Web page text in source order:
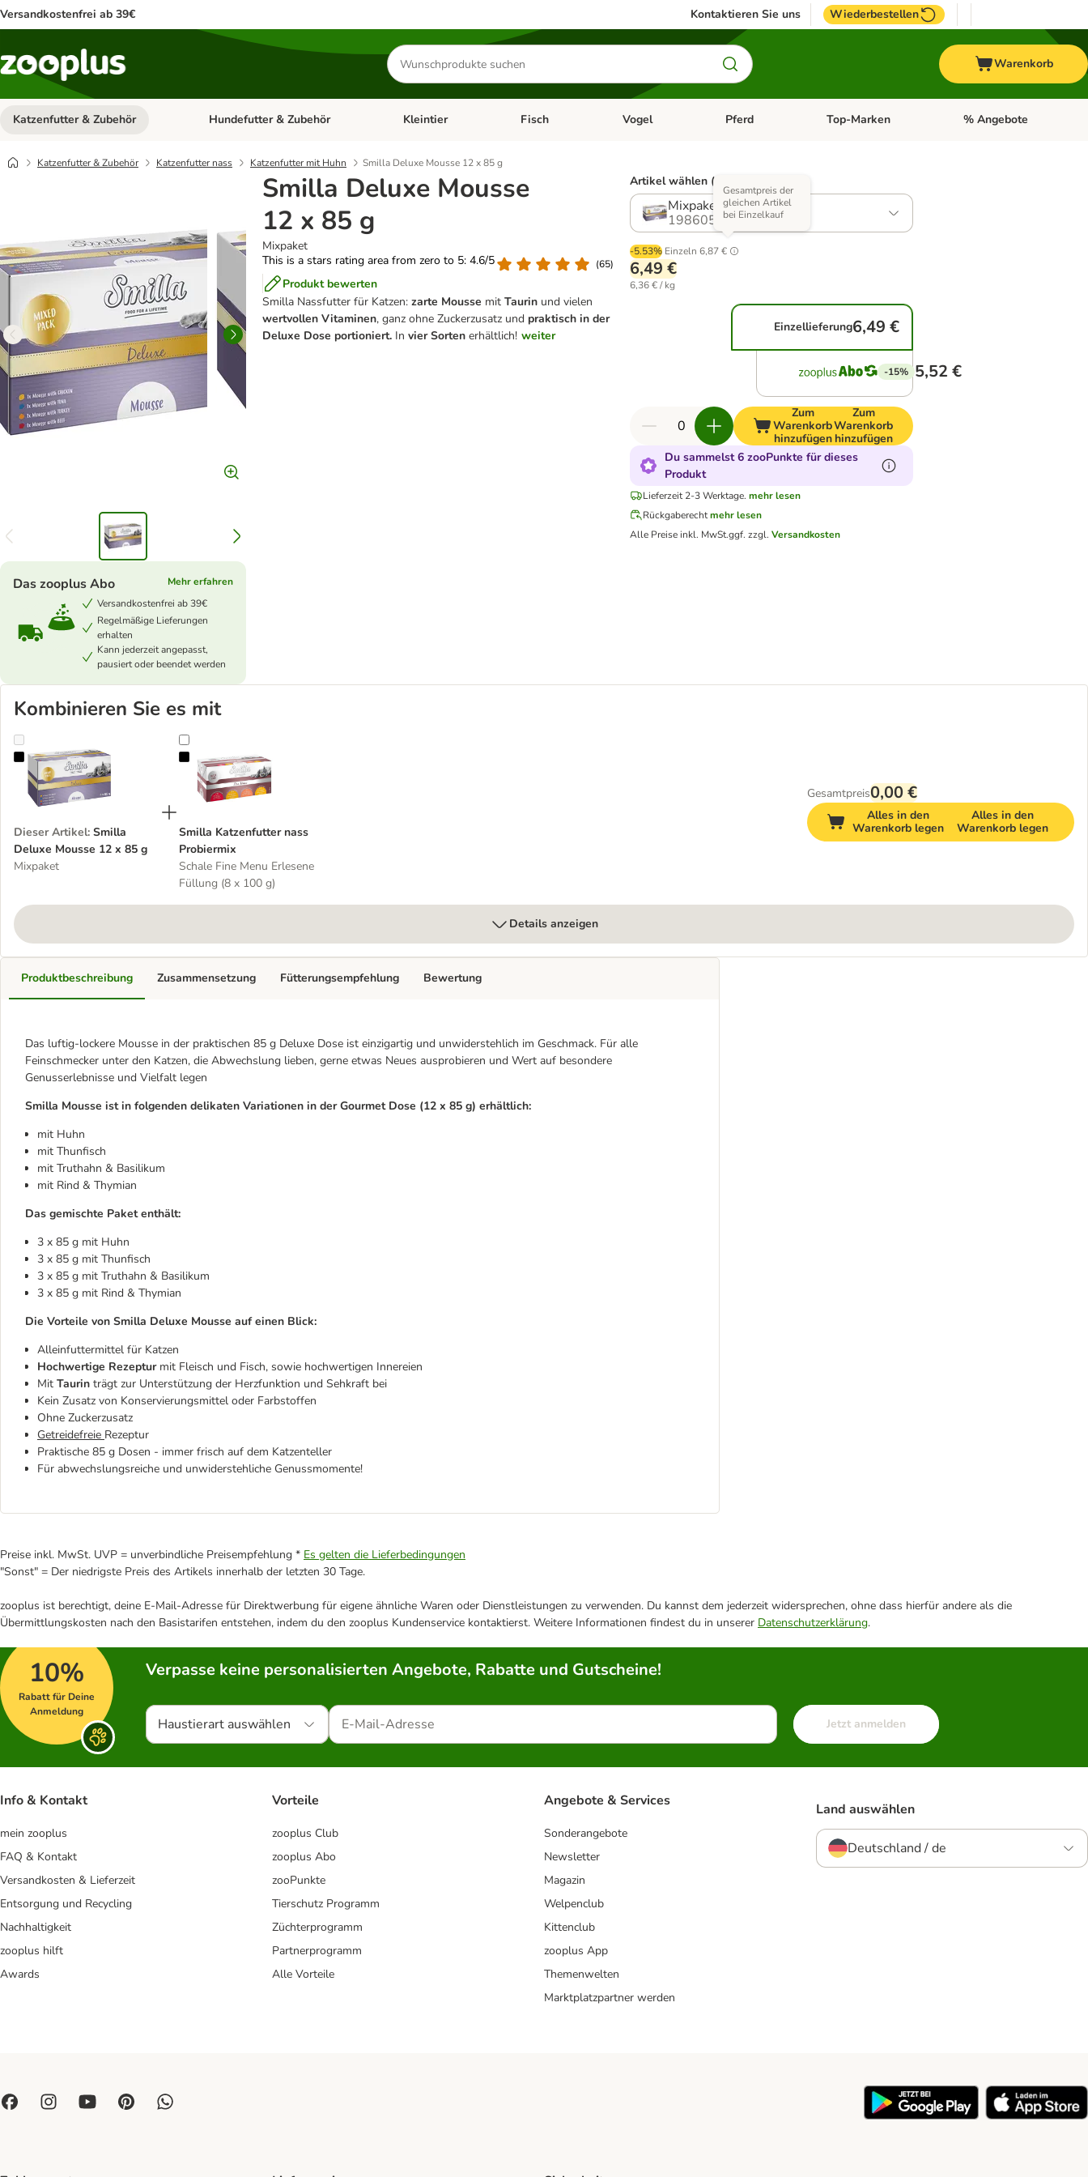
Versandkostenfrei ab 39€ Kontaktieren Sie uns Wiederbestellen
Produkte
suchen
Warenkorb
Katzenfutter & Zubehör Kategorie-Menü öffnen: Katzenfutter & Zubehör
Hundefutter & Zubehör Kategorie-Menü öffnen: Hundefutter & Zubehör
Kleintier Kategorie-Menü öffnen: Kleintier
Fisch Kategorie-Menü öffnen: Fisch
Vogel Kategorie-Menü öffnen: Vogel
Pferd Kategorie-Menü öffnen: Pferd
Top-Marken Kategorie-Menü öffnen:
% Angebote
Katzenfutter & Zubehör Katzenfutter nass Katzenfutter mit Huhn Smilla Deluxe Mousse 12 x 85 g
Smilla Deluxe Mousse
12 x 85 g
Mixpaket
This is a stars rating area from zero to 5: 4.6/5
(65)
Produkt bewerten
Smilla Nassfutter für Katzen: zarte Mousse mit Taurin und vielen
wertvollen Vitaminen, ganz ohne Zuckerzusatz und praktisch in der
Deluxe Dose portioniert. In vier Sorten erhältlich! weiter
Das zooplus Abo
Mehr erfahren
Versandkostenfrei ab 39€
Regelmäßige Lieferungen
erhalten
Kann jederzeit angepasst,
pausiert oder beendet werden
Artikel wählen (5 Varianten)
Mixpaket
1986050.4
-5.53% Einzeln 6,87 €
Gesamtpreis der
gleichen Artikel
bei Einzelkauf
6,49 €
6,36 € / kg
Einzellieferung6,49 €
-15% 5,52 €
Zum
Warenkorb
hinzufügen
Zum
Warenkorb
hinzufügen
Du sammelst 6 zooPunkte für dieses
Produkt
Lieferzeit 2-3 Werktage. mehr lesen
Rückgaberechtmehr lesen
Alle Preise inkl. MwSt.ggf. zzgl. Versandkosten
Kombinieren Sie es mit
Smilla Deluxe Mousse 12 x 85 g
Dieser Artikel: Smilla
Deluxe Mousse 12 x 85 g
Mixpaket
Smilla Katzenfutter nass Probiermix
Smilla Katzenfutter nass
Probiermix
Schale Fine Menu Erlesene
Füllung (8 x 100 g)
Gesamtpreis0,00 €
Alles in den
Warenkorb legen
Alles in den
Warenkorb legen
Details anzeigen
Produktbeschreibung
Das luftig-lockere Mousse in der praktischen 85 g Deluxe Dose ist einzigartig und unwiderstehlich im Geschmack. Für alle
Feinschmecker unter den Katzen, die Abwechslung lieben, gerne etwas Neues ausprobieren und Wert auf besondere
Genusserlebnisse und Vielfalt legen
Smilla Mousse ist in folgenden delikaten Variationen in der Gourmet Dose (12 x 85 g) erhältlich:
mit Huhn
mit Thunfisch
mit Truthahn & Basilikum
mit Rind & Thymian
Das gemischte Paket enthält:
3 x 85 g mit Huhn
3 x 85 g mit Thunfisch
3 x 85 g mit Truthahn & Basilikum
3 x 85 g mit Rind & Thymian
Die Vorteile von Smilla Deluxe Mousse auf einen Blick:
Alleinfuttermittel für Katzen
Hochwertige Rezepturmit Fleisch und Fisch, sowie hochwertigen Innereien
Mit Taurin trägt zur Unterstützung der Herzfunktion und Sehkraft bei
Kein Zusatz von Konservierungsmittel oder Farbstoffen
Ohne Zuckerzusatz
Getreidefreie Rezeptur
Praktische 85 g Dosen - immer frisch auf dem Katzenteller
Für abwechslungsreiche und unwiderstehliche Genussmomente!
Zusammensetzung Fütterungsempfehlung Bewertung
Preise inkl. MwSt. UVP = unverbindliche Preisempfehlung * Es gelten die Lieferbedingungen
"Sonst" = Der niedrigste Preis des Artikels innerhalb der letzten 30 Tage.
zooplus ist berechtigt, deine E-Mail-Adresse für Direktwerbung für eigene ähnliche Waren oder Dienstleistungen zu verwenden. Du kannst dem jederzeit widersprechen, ohne dass hierfür andere als die
Übermittlungskosten nach den Basistarifen entstehen, indem du den zooplus Kundenservice kontaktierst. Weitere Informationen findest du in unserer Datenschutzerklärung.
10%
Rabatt für Deine
Anmeldung
Verpasse keine personalisierten Angebote, Rabatte und Gutscheine!
Haustierart auswählen Jetzt anmelden
Info & Kontakt
mein zooplus
FAQ & Kontakt
Versandkosten & Lieferzeit
Entsorgung und Recycling
Nachhaltigkeit
zooplus hilft
Awards
Vorteile
zooplus Club
zooplus Abo
zooPunkte
Tierschutz Programm
Züchterprogramm
Partnerprogramm
Alle Vorteile
Angebote & Services
Sonderangebote
Newsletter
Magazin
Welpenclub
Kittenclub
zooplus App
Themenwelten
Marktplatzpartner werden
Land auswählen
Deutschland / de